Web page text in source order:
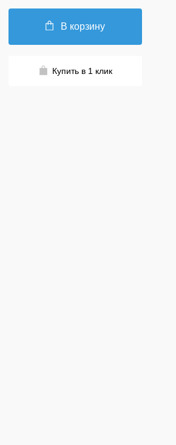
В корзину
Купить в 1 клик